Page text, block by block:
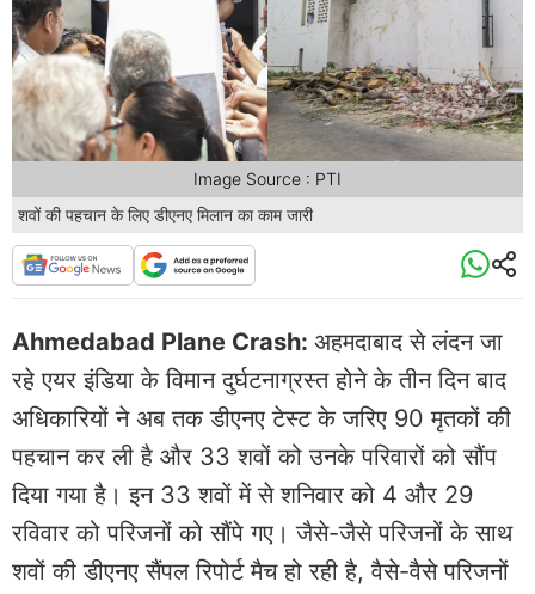
शवों की पहचान के लिए डीएनए मिलान का काम जारी
Image Source : PTI
Ahmedabad Plane Crash: अहमदाबाद से लंदन जा
रहे एयर इंडिया के विमान दुर्घटनाग्रस्त होने के तीन दिन बाद
अधिकारियों ने अब तक डीएनए टेस्ट के जरिए 90 मृतकों की
पहचान कर ली है और 33 शवों को उनके परिवारों को सौंप
दिया गया है। इन 33 शवों में से शनिवार को 4 और 29
रविवार को परिजनों को सौंपे गए। जैसे-जैसे परिजनों के साथ
शवों की डीएनए सैंपल रिपोर्ट मैच हो रही है, वैसे-वैसे परिजनों